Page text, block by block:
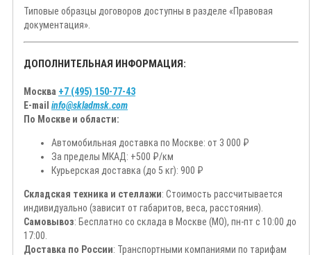
Типовые образцы договоров доступны в разделе «Правовая
документация».
ДОПОЛНИТЕЛЬНАЯ ИНФОРМАЦИЯ:
Москва +7 (495) 150-77-43
E-mail info@skladmsk.com
По Москве и области:
Автомобильная доставка по Москве: от 3 000 ₽
За пределы МКАД: +500 ₽/км
Курьерская доставка (до 5 кг): 900 ₽
Складская техника и стеллажи: Стоимость рассчитывается
индивидуально (зависит от габаритов, веса, расстояния).
Самовывоз: Бесплатно со склада в Москве (МО), пн-пт с 10:00 до
17:00.
Доставка по России: Транспортными компаниями по тарифам